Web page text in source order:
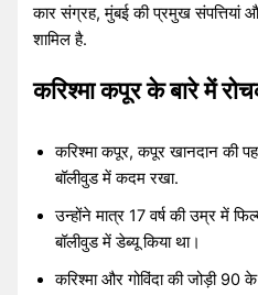
कार संग्रह, मुंबई की प्रमुख संपत्तियां
शामिल है.
करिश्मा कपूर के बारे में
करिश्मा कपूर, कपूर खानदान की
बॉलीवुड में कदम रखा.
उन्होंने मात्र 17 वर्ष की उम्र में
बॉलीवुड में डेब्यू किया था।
करिश्मा और गोविंदा की जोड़ी